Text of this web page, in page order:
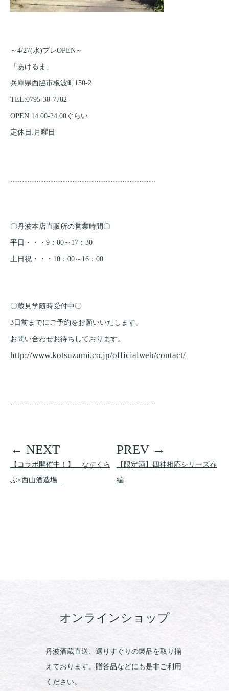
～4/27(水)プレOPEN～
「あけるま」
兵庫県西脇市板波町150-2
TEL:0795-38-7782
OPEN:14:00-24:00ぐらい
定休日:月曜日
…………………………………………………….
〇丹波本店直販所の営業時間〇
平日・・・9：00～17：30
土日祝・・・10：00～16：00
〇蔵見学随時受付中〇
3日前までにご予約をお願いいたします。
お問い合わせお待ちしております。
http://www.kotsuzumi.co.jp/officialweb/contact/
…………………………………………………….
【コラボ開催中！】 なすくら
ぶ×西山酒造場
【限定酒】四神相応シリーズ春
編
オンラインショップ
丹波酒蔵直送、選りすぐりの製品を取り揃
えております。贈答品などにも是非ご利用
ください。